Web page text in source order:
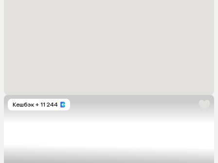
Кешбэк + 11 244